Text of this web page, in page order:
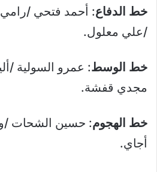
خط الدفاع: أحمد فتحي /رامي
/علي معلول.
خط الوسط: عمرو السولية /
مجدي قفشة.
خط الهجوم: حسين الشحات /
أجاي.